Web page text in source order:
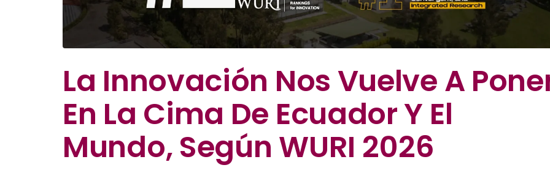
La Innovación Nos Vuelve A
En La Cima De Ecuador Y El
Mundo, Según WURI 2026